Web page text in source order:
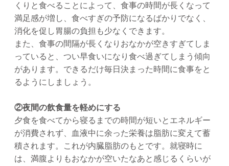
くりと食べることによって、食事の時間が長くなって
満足感が増し、食べすぎの予防になるばかりでなく、
消化を促し胃腸の負担も少なくできます。
また、食事の間隔が長くなりおなかが空きすぎてしま
っていると、つい早食いになり食べ過ぎてしまう傾向
があります。できるだけ毎日決まった時間に食事をと
るようにしましょう。
②夜間の飲食量を軽めにする
夕食を食べてから寝るまでの時間が短いとエネルギー
が消費されず、血液中に余った栄養は脂肪に変えて蓄
積されます。これが内臓脂肪のもとです。就寝時に
は、満腹よりもおなかが空いたなあと感じるくらいが